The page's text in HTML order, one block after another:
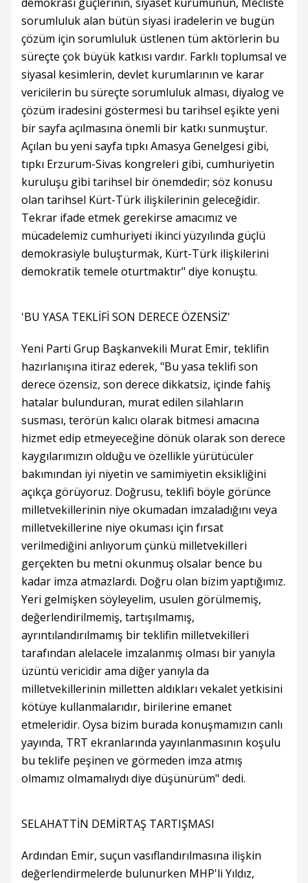
sorumluluk alan bütün siyasi iradelerin ve bugün
çözüm için sorumluluk üstlenen tüm aktörlerin bu
süreçte çok büyük katkısı vardır. Farklı toplumsal ve
siyasal kesimlerin, devlet kurumlarının ve karar
vericilerin bu süreçte sorumluluk alması, diyalog ve
çözüm iradesini göstermesi bu tarihsel eşikte yeni
bir sayfa açılmasına önemli bir katkı sunmuştur.
Açılan bu yeni sayfa tıpkı Amasya Genelgesi gibi,
tıpkı Erzurum-Sivas kongreleri gibi, cumhuriyetin
kuruluşu gibi tarihsel bir önemdedir; söz konusu
olan tarihsel Kürt-Türk ilişkilerinin geleceğidir.
Tekrar ifade etmek gerekirse amacımız ve
mücadelemiz cumhuriyeti ikinci yüzyılında güçlü
demokrasiyle buluşturmak, Kürt-Türk ilişkilerini
demokratik temele oturtmaktır" diye konuştu.
'BU YASA TEKLİFİ SON DERECE ÖZENSİZ'
Yeni Parti Grup Başkanvekili Murat Emir, teklifin
hazırlanışına itiraz ederek, "Bu yasa teklifi son
derece özensiz, son derece dikkatsiz, içinde fahiş
hatalar bulunduran, murat edilen silahların
susması, terörün kalıcı olarak bitmesi amacına
hizmet edip etmeyeceğine dönük olarak son derece
kaygılarımızın olduğu ve özellikle yürütücüler
bakımından iyi niyetin ve samimiyetin eksikliğini
açıkça görüyoruz. Doğrusu, teklifi böyle görünce
milletvekillerinin niye okumadan imzaladığını veya
milletvekillerine niye okuması için fırsat
verilmediğini anlıyorum çünkü milletvekilleri
gerçekten bu metni okunmuş olsalar bence bu
kadar imza atmazlardı. Doğru olan bizim yaptığımız.
Yeri gelmişken söyleyelim, usulen görülmemiş,
değerlendirilmemiş, tartışılmamış,
ayrıntılandırılmamış bir teklifin milletvekilleri
tarafından alelacele imzalanmış olması bir yanıyla
üzüntü vericidir ama diğer yanıyla da
milletvekillerinin milletten aldıkları vekalet yetkisini
kötüye kullanmalarıdır, birilerine emanet
etmeleridir. Oysa bizim burada konuşmamızın canlı
yayında, TRT ekranlarında yayınlanmasının koşulu
bu teklife peşinen ve görmeden imza atmış
olmamız olmamalıydı diye düşünürüm" dedi.
SELAHATTİN DEMİRTAŞ TARTIŞMASI
Ardından Emir, suçun vasıflandırılmasına ilişkin
değerlendirmelerde bulunurken MHP'li Yıldız,